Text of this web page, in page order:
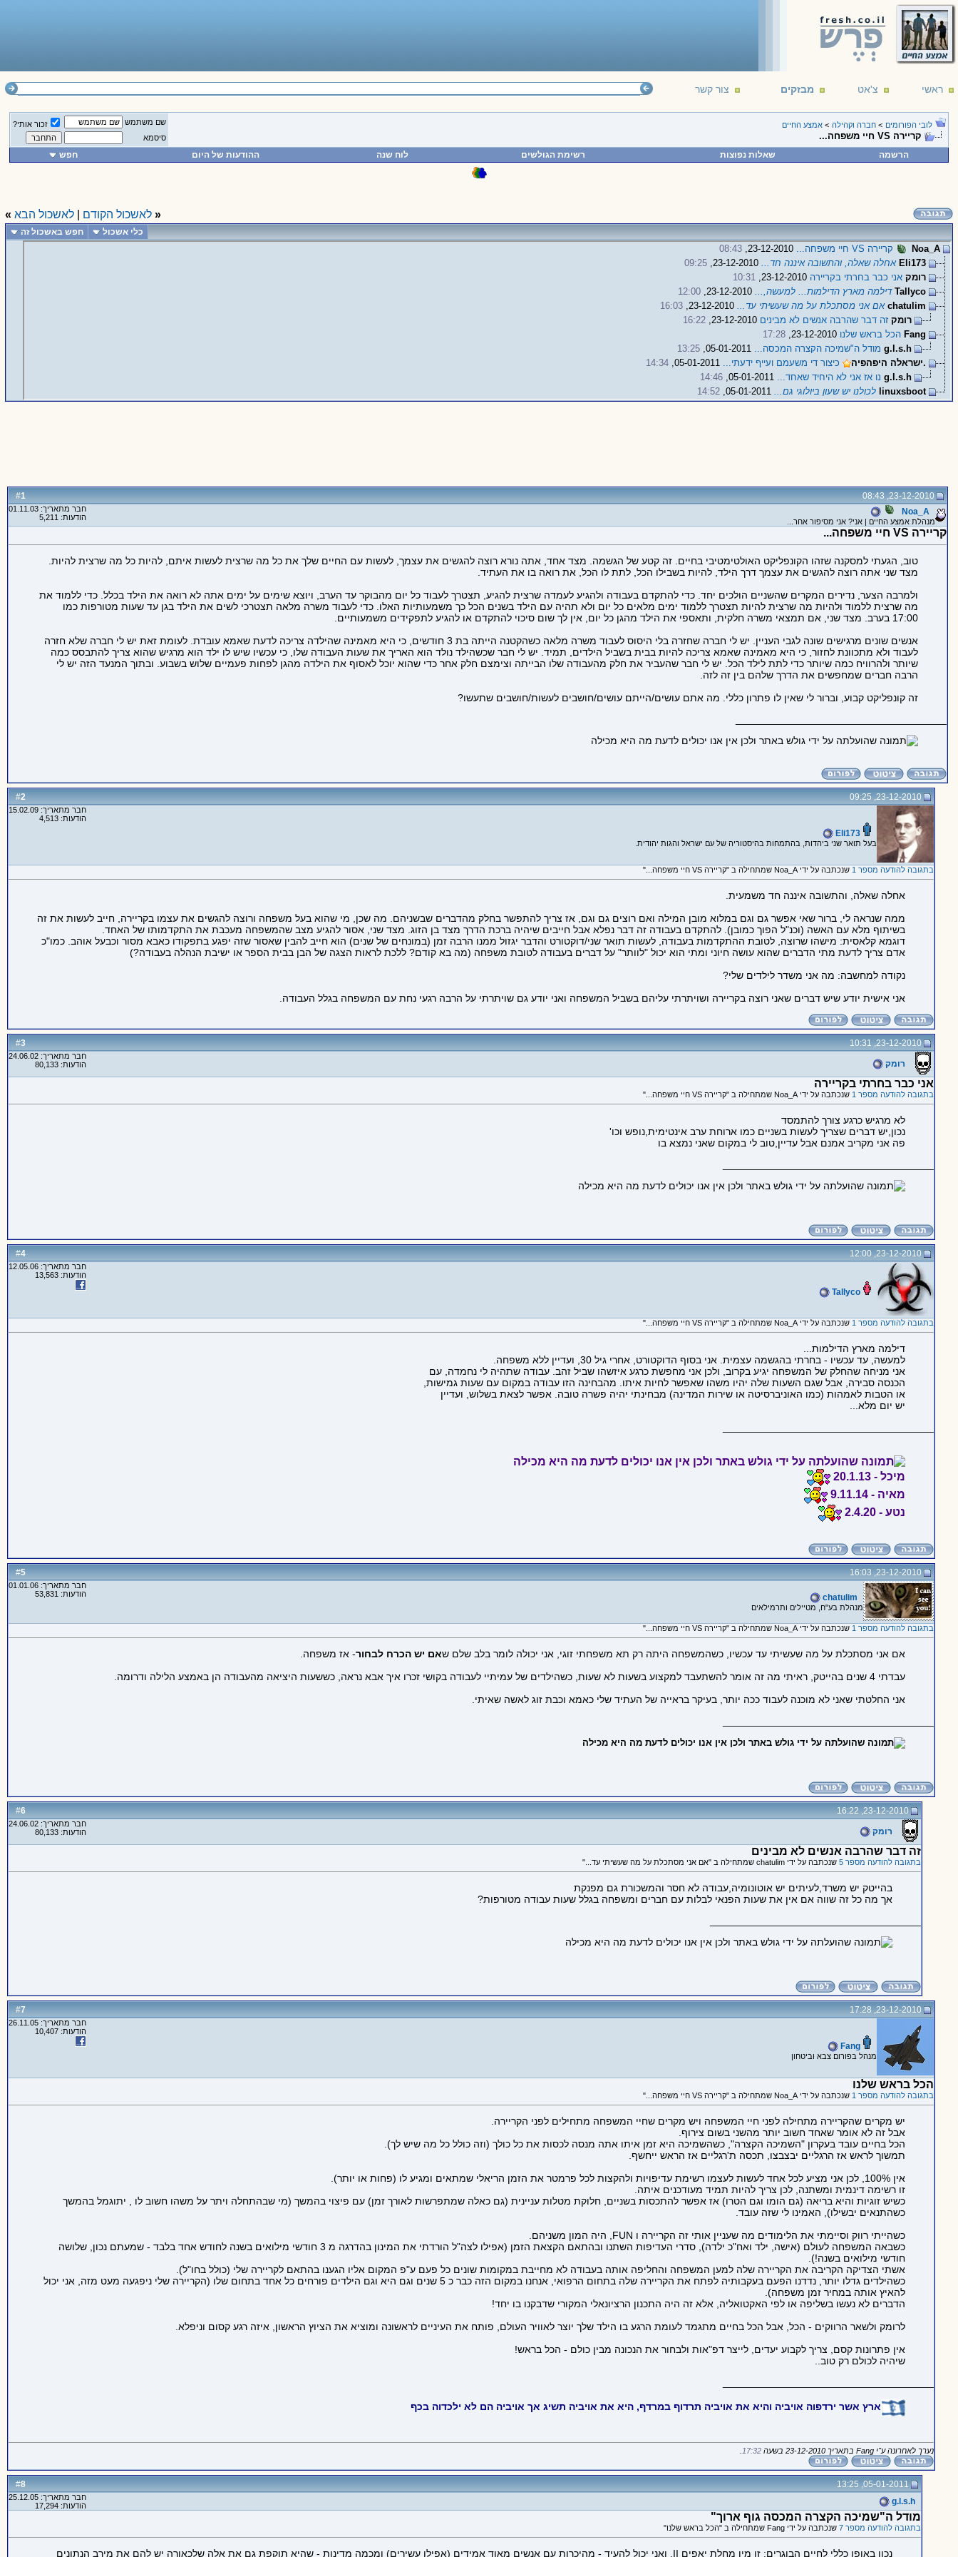
ראשי צ'אט מבזקים צור קשר
לובי הפורומים > חברה וקהילה > אמצע החיים
קריירה VS חיי משפחה...
שם משתמש
זכור אותי?
סיסמא
הרשמה שאלות נפוצות רשימת הגולשים לוח שנה ההודעות של היום חפש
« לאשכול הקודם לאשכול הבא »
כלי אשכול חפש באשכול זה
Noa_A קריירה VS חיי משפחה...
08:43
Eli173 אחלה שאלה, והתשובה איננה חד...23-12-2010,
09:25
רומק אני כבר בחרתי בקריירה
10:31
Tallyco דילמה מארץ הדילמות... למעשה,...23-12-2010,
12:00
chatulim אם אני מסתכלת על מה שעשיתי עד...23-12-2010,
16:03
רומק זה דבר שהרבה אנשים לא מבינים
16:22
Fang הכל בראש שלנו
17:28
g.l.s.h מודל ה"שמיכה הקצרה המכסה...
13:25
.ישראלה היפהפיה
כיצור די משעמם ועייף ידעתי...
14:34
g.l.s.h נו אז אני לא היחיד שאחד...
14:46
linuxsboot לכולנו יש שעון ביולוגי גם...05-01-2011,
14:52
#
1
23-12-2010, 08:43
Noa_A
מנהלת אמצע החיים | אני? אני מסיפור אחר...
חבר מתאריך: 01.11.03
הודעות: 5,211
קריירה VS חיי משפחה...
טוב, הגעתי למסקנה שזהו הקונפליקט האולטימטיבי בחיים. זה קטע של הגשמה. מצד אחד, אתה נורא רוצה להגשים את עצמך, לעשות עם החיים שלך את כל מה שרצית לעשות איתם, להיות כל מה שרצית להיות.
מצד שני אתה רוצה להגשים את עצמך דרך הילד, להיות בשבילו הכל, לתת לו הכל, את רואה בו את העתיד.
ולמרבה הצער, נדירים המקרים שהשניים הולכים יחד. כדי להתקדם בעבודה ולהגיע לעמדה שרצית להגיע, תצטרך לעבוד כל יום מהבוקר עד הערב, ויוצא שימים על ימים אתה לא רואה את הילד בכלל. כדי ללמוד את
מה שרצית ללמוד ולהיות מה שרצית להיות תצטרך ללמוד ימים מלאים כל יום ולא תהיה עם הילד בשנים הכל כך משמעותיות האלו. כדי לעבוד משרה מלאה תצטרכי לשים את הילד בגן עד שעות מטורפות כמו
17:00 בערב. מצד שני, אם תמצאי משרה חלקית, ותאספי את הילד מהגן כל יום, אין לך שום סיכוי להתקדם או להגיע לתפקידים משמעותיים.
אנשים שונים מרגישים שונה לגבי העניין. יש לי חברה שחזרה בלי היסוס לעבוד משרה מלאה כשהקטנה הייתה בת 3 חודשים, כי היא מאמינה שהילדה צריכה לדעת שאמא עובדת. לעומת זאת יש לי חברה שלא חזרה
לעבוד ולא מתכוונת לחזור, כי היא מאמינה שאמא צריכה להיות בבית בשביל הילדים, תמיד. יש לי חבר שכשהילד נולד הוא האריך את שעות העבודה שלו, כי עכשיו שיש לו ילד הוא מרגיש שהוא צריך להתבסס כמה
שיותר ולהרוויח כמה שיותר כדי לתת לילד הכל. יש לי חבר שהעביר את חלק מהעבודה שלו הבייתה וצימצם חלק אחר כדי שהוא יוכל לאסוף את הילדה מהגן לפחות פעמיים שלוש בשבוע. ובתוך המנעד הזה יש לי
הרבה חברים שמחפשים את הדרך שלהם בין זה לזה.
זה קונפליקט קבוע, וברור לי שאין לו פתרון כללי. מה אתם עושים/הייתם עושים/חושבים לעשות/חושבים שתעשו?
#
2 23-12-2010, 09:25
Eli173
בעל תואר שני ביהדות, בהתמחות בהיסטוריה של עם ישראל והגות יהודית.
חבר מתאריך: 15.02.09
הודעות: 4,513
בתגובה להודעה מספר 1 שנכתבה על ידי Noa_A שמתחילה ב "קריירה VS חיי משפחה..."
אחלה שאלה, והתשובה איננה חד משמעית.
ממה שנראה לי, ברור שאי אפשר גם וגם במלוא מובן המילה ואם רוצים גם וגם, אז צריך להתפשר בחלק מהדברים שבשניהם. מה שכן, מי שהוא בעל משפחה ורוצה להגשים את עצמו בקריירה, חייב לעשות את זה
בשיתוף מלא עם האשה (וכנ"ל הפוך כמובן). להתקדם בעבודה זה דבר נפלא אבל חייבים שיהיה ברכת הדרך מצד בן הזוג. מצד שני, אסור להגיע מצב שהמשפחה מעכבת את התקדמותו של האחד.
דוגמא קלאסית: מישהו שרוצה, לטובת ההתקדמות בעבודה, לעשות תואר שני/דוקטורט והדבר יגזול ממנו הרבה זמן (במונחים של שנים) הוא חייב להבין שאסור שזה יפגע בתפקודו כאבא מסור וכבעל אוהב. כמו"כ
אדם צריך לדעת מתי הדברים שהוא עושה חיוני ומתי הוא יכול "לוותר" על דברים בעבודה לטובת משפחה (מה בא קודם? ללכת לראות הצגה של הבן בבית הספר או ישיבת הנהלה בעבודה?)
נקודה למחשבה: מה אני משדר לילדים שלי?
אני אישית יודע שיש דברים שאני רוצה בקריירה ושויתרתי עליהם בשביל המשפחה ואני יודע גם שויתרתי על הרבה רגעי נחת עם המשפחה בגלל העבודה.
#
3 23-12-2010, 10:31
רומק
חבר מתאריך: 24.06.02
הודעות: 80,133
אני כבר בחרתי בקריירה
בתגובה להודעה מספר 1 שנכתבה על ידי Noa_A שמתחילה ב "קריירה VS חיי משפחה..."
לא מרגיש כרגע צורך להתמסד
נכון,יש דברים שצריך לעשות בשניים כמו ארוחת ערב אינטימית,נופש וכו'
פה אני מקריב אמנם אבל עדיין,טוב לי במקום שאני נמצא בו
#
4 23-12-2010, 12:00
Tallyco
חבר מתאריך: 12.05.06
הודעות: 13,563
בתגובה להודעה מספר 1 שנכתבה על ידי Noa_A שמתחילה ב "קריירה VS חיי משפחה..."
דילמה מארץ הדילמות...
למעשה, עד עכשיו - בחרתי בהגשמה עצמית. אני בסוף הדוקטורט, אחרי גיל 30, ועדיין ללא משפחה.
אני מניחה שהחלק של המשפחה יגיע בקרוב, ולכן אני מחפשת כרגע איזשהו שביל זהב. עבודה שתהיה לי נחמדה, עם
הכנסה סבירה, אבל שגם השעות שלה יהיו משהו שאפשר לחיות איתו. מהבחינה הזו עבודה במקום עם שעות גמישות,
או הטבות לאמהות (כמו האוניברסיטה או שירות המדינה) מבחינתי יהיה פשרה טובה. אפשר לצאת בשלוש, ועדיין
יש יום מלא...
מיכל - 20.1.13
מאיה - 9.11.14
נטע - 2.4.20
#
5 23-12-2010, 16:03
chatulim
מנהלת בע"ח, מטיילים ותרמילאים
חבר מתאריך: 01.01.06
הודעות: 53,831
בתגובה להודעה מספר 1 שנכתבה על ידי Noa_A שמתחילה ב "קריירה VS חיי משפחה..."
אם אני מסתכלת על מה שעשיתי עד עכשיו, כשהמשפחה היתה רק תא משפחתי זוגי, אני יכולה לומר בלב שלם שאם יש הכרח לבחור- אז משפחה.
עבדתי 4 שנים בהייטק, ראיתי מה זה אומר להשתעבד למקצוע בשעות לא שעות, כשהילדים של עמיתיי לעבודה בקושי זכרו איך אבא נראה, כששעות היציאה מהעבודה הן באמצע הלילה ודרומה.
אני החלטתי שאני לא מוכנה לעבוד ככה יותר, בעיקר בראייה של העתיד שלי כאמא וכבת זוג לאשה שאיתי.
#
6 23-12-2010, 16:22
רומק
חבר מתאריך: 24.06.02
הודעות: 80,133
זה דבר שהרבה אנשים לא מבינים
בתגובה להודעה מספר 5 שנכתבה על ידי chatulim שמתחילה ב "אם אני מסתכלת על מה שעשיתי עד..."
בהייטק יש משרד,לעיתים יש אוטונומיה,עבודה לא חסר והמשכורת גם מפנקת
אך מה כל זה שווה אם אין את שעות הפנאי לבלות עם חברים ומשפחה בגלל שעות עבודה מטורפות?
#
7 23-12-2010, 17:28
Fang
מנהל בפורום צבא וביטחון
חבר מתאריך: 26.11.05
הודעות: 10,407
הכל בראש שלנו
בתגובה להודעה מספר 1 שנכתבה על ידי Noa_A שמתחילה ב "קריירה VS חיי משפחה..."
יש מקרים שהקריירה מתחילה לפני חיי המשפחה ויש מקרים שחיי המשפחה מתחילים לפני הקריירה.
אבל זה לא אומר שאחד חשוב יותר מהשני בשום צירוף.
הכל בחיים עובד בעקרון "השמיכה הקצרה", כשהשמיכה היא זמן איתו אתה מנסה לכסות את כל כולך (וזה כולל כל מה שיש לך).
תמשוך לראש אז הרגליים יבצבצו, תכסה ת'רגליים אז הראש ייחשף.
אין 100%, לכן אני מציע לכל אחד לעשות לעצמו רשימת עדיפויות ולהקצות לכל פרמטר את הזמן הריאלי שמתאים ומגיע לו (פחות או יותר).
זו רשימה דינמית ומשתנה, לכן צריך להיות תמיד מעודכנים איתה.
כשיש זוגיות והיא בריאה (גם הומו וגם הטרו) אז אפשר להתכסות בשניים, חלוקת מטלות עניינית (גם כאלה שמתפרשות לאורך זמן) עם פיצוי בהמשך (מי שבהתחלה ויתר על משהו חשוב לו , יתוגמל בהמשך
כשהתנאים יבשילו), האמינו לי שזה עובד.
כשהייתי רווק וסיימתי את הלימודים מה שעניין אותי זה הקריירה ו FUN, היה המון משניהם.
כשבאה המשפחה לעולם (אישה, ילד ואח"כ ילדה), סדרי העדיפות השתנו ובהתאם הקצאת הזמן (אפילו לצה"ל הורדתי את המינון בהדרגה מ 3 חודשי מילואים בשנה לחודש אחד בלבד - שמעתם נכון, שלושה
חודשי מילואים בשנה!).
אשתי הצדיקה הקריבה את הקריירה שלה למען המשפחה והחליפה אותה בעבודה לא מחייבת במקומות שונים כל פעם ע"פ המקום אליו הגענו בהתאם לקריירה שלי (כולל בחו"ל).
כשהילדים גדלו יותר, נדדנו הפעם בעקבותיה לפתח את הקריירה שלה בתחום הרפואי, אנחנו במקום הזה כבר כ 5 שנים וגם היא וגם הילדים פורחים כל אחד בתחום שלו (הקריירה שלי ניפגעה מעט מזה, אני יכול
להאיץ אותה במחיר זמן משפחה).
הדברים לא נעשו בשליפה או לפי האקטואליה, אלא זה היה התכנון הרציונאלי המקורי שדבקנו בו יחד!
לרומק ולשאר הרווקים - הכל, אבל הכל בחיים מתגמד לעומת הרגע בו הילד שלך יוצר לאוויר העולם, פותח את העיניים לראשונה ומוציא את הציוץ הראשון, איזה רגע קסום וניפלא.
אין פתרונות קסם, צריך לקבוע יעדים, לייצר דפ"אות ולבחור את הנכונה מבין כולם - הכל בראש!
שיהיה לכולם רק טוב..
ארץ אשר ירדפוה אויביה והיא את אויביה תרדוף במרדף, היא את אויביה תשיג אך אויביה הם לא ילכדוה בכף
נערך לאחרונה ע"י Fang בתאריך 23-12-2010 בשעה 17:32
#
8
05-01-2011, 13:25
g.l.s.h
חבר מתאריך: 25.12.05
הודעות: 17,294
מודל ה"שמיכה הקצרה המכסה גוף ארוך"
בתגובה להודעה מספר 7 שנכתבה על ידי Fang שמתחילה ב "הכל בראש שלנו"
נכון באופן כללי לחיים הבוגרים: זו מין מחלת יאפים II, ואני יכול להעיד - מהיכרות עם אנשים מאוד אמידים (אפילו עשירים) ומכמה מדינות - שהיא תוקפת גם את אלה שלכאורה יש להם את מירב הנתונים